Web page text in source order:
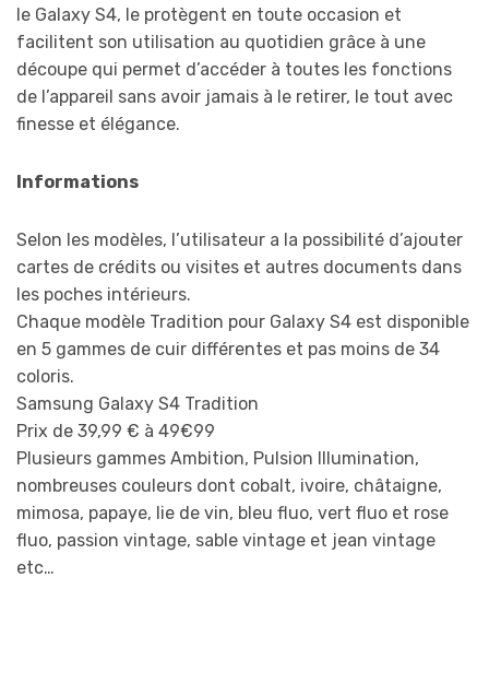
le Galaxy S4, le protègent en toute occasion et
facilitent son utilisation au quotidien grâce à une
découpe qui permet d’accéder à toutes les fonctions
de l’appareil sans avoir jamais à le retirer, le tout avec
finesse et élégance.
Informations
Selon les modèles, l’utilisateur a la possibilité d’ajouter
cartes de crédits ou visites et autres documents dans
les poches intérieurs.
Chaque modèle Tradition pour Galaxy S4 est disponible
en 5 gammes de cuir différentes et pas moins de 34
coloris.
Samsung Galaxy S4 Tradition
Prix de 39,99 € à 49€99
Plusieurs gammes Ambition, Pulsion Illumination,
nombreuses couleurs dont cobalt, ivoire, châtaigne,
mimosa, papaye, lie de vin, bleu fluo, vert fluo et rose
fluo, passion vintage, sable vintage et jean vintage
etc…